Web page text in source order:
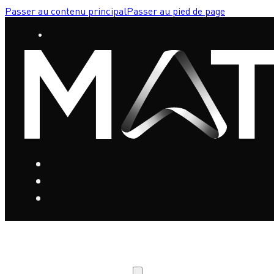
Passer au contenu principalPasser au pied de page